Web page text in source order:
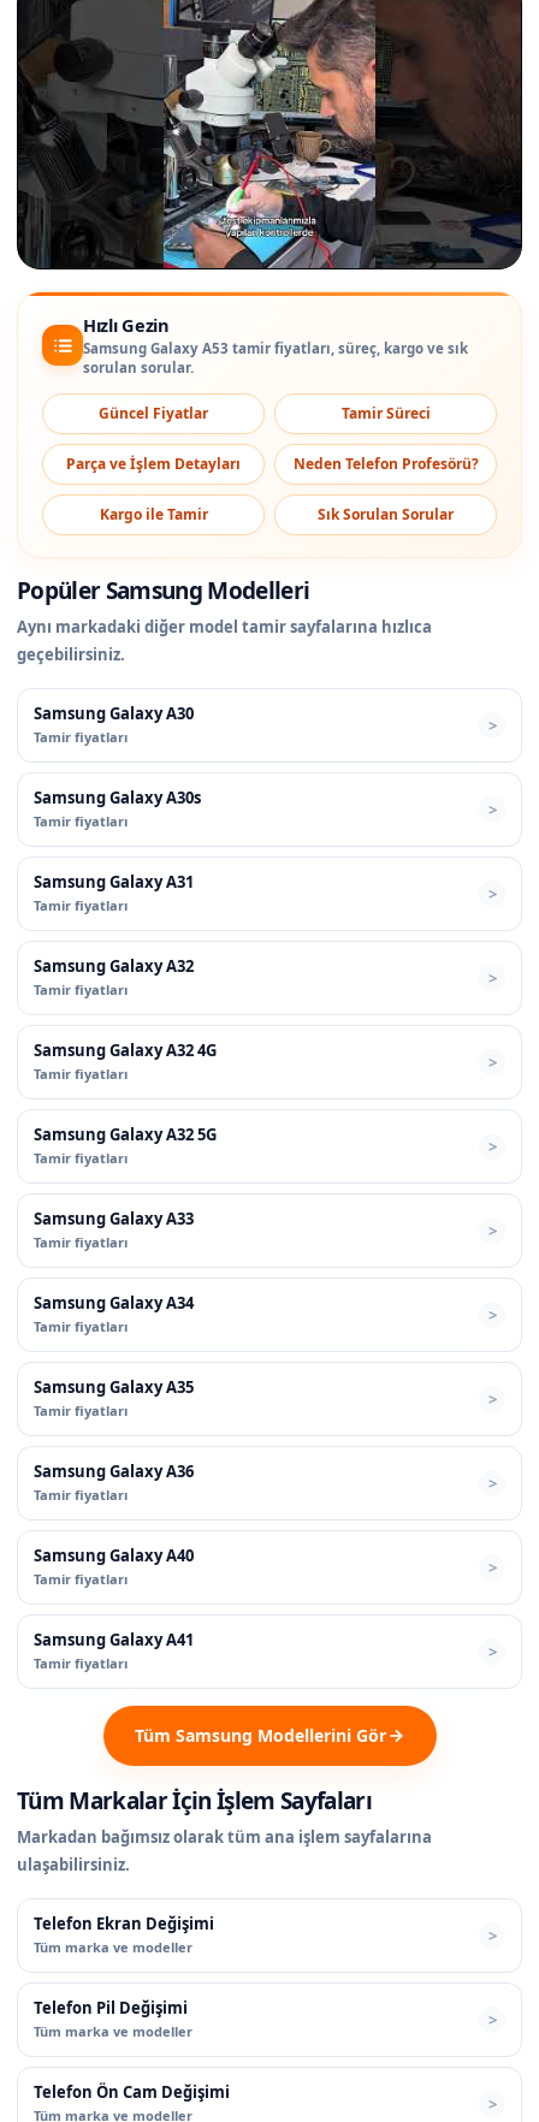
Hızlı Gezin
Samsung Galaxy A53 tamir fiyatları, süreç, kargo ve sık
sorulan sorular.
Güncel Fiyatlar Tamir Süreci
Parça ve İşlem Detayları Neden Telefon Profesörü?
Kargo ile Tamir Sık Sorulan Sorular
Popüler Samsung Modelleri
Aynı markadaki diğer model tamir sayfalarına hızlıca
geçebilirsiniz.
Samsung Galaxy A30
Tamir fiyatları
Samsung Galaxy A30s
Tamir fiyatları
Samsung Galaxy A31
Tamir fiyatları
Samsung Galaxy A32
Tamir fiyatları
Samsung Galaxy A32 4G
Tamir fiyatları
Samsung Galaxy A32 5G
Tamir fiyatları
Samsung Galaxy A33
Tamir fiyatları
Samsung Galaxy A34
Tamir fiyatları
Samsung Galaxy A35
Tamir fiyatları
Samsung Galaxy A36
Tamir fiyatları
Samsung Galaxy A40
Tamir fiyatları
Samsung Galaxy A41
Tamir fiyatları
Tüm Samsung Modellerini Gör
Tüm Markalar İçin İşlem Sayfaları
Markadan bağımsız olarak tüm ana işlem sayfalarına
ulaşabilirsiniz.
Telefon Ekran Değişimi
Tüm marka ve modeller
Telefon Pil Değişimi
Tüm marka ve modeller
Telefon Ön Cam Değişimi
Tüm marka ve modeller